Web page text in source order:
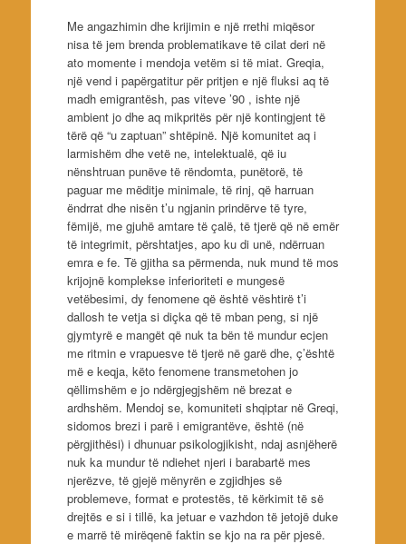
Me angazhimin dhe krijimin e një rrethi miqësor
nisa të jem brenda problematikave të cilat deri në
ato momente i mendoja vetëm si të miat. Greqia,
një vend i papërgatitur për pritjen e një fluksi aq të
madh emigrantësh, pas viteve ’90 , ishte një
ambient jo dhe aq mikpritës për një kontingjent të
tërë që “u zaptuan” shtëpinë. Një komunitet aq i
larmishëm dhe vetë ne, intelektualë, që iu
nënshtruan punëve të rëndomta, punëtorë, të
paguar me mëditje minimale, të rinj, që harruan
ëndrrat dhe nisën t’u ngjanin prindërve të tyre,
fëmijë, me gjuhë amtare të çalë, të tjerë që në emër
të integrimit, përshtatjes, apo ku di unë, ndërruan
emra e fe. Të gjitha sa përmenda, nuk mund të mos
krijojnë komplekse inferioriteti e mungesë
vetëbesimi, dy fenomene që është vështirë t’i
dallosh te vetja si diçka që të mban peng, si një
gjymtyrë e mangët që nuk ta bën të mundur ecjen
me ritmin e vrapuesve të tjerë në garë dhe, ç’është
më e keqja, këto fenomene transmetohen jo
qëllimshëm e jo ndërgjegjshëm në brezat e
ardhshëm. Mendoj se, komuniteti shqiptar në Greqi,
sidomos brezi i parë i emigrantëve, është (në
përgjithësi) i dhunuar psikologjikisht, ndaj asnjëherë
nuk ka mundur të ndiehet njeri i barabartë mes
njerëzve, të gjejë mënyrën e zgjidhjes së
problemeve, format e protestës, të kërkimit të së
drejtës e si i tillë, ka jetuar e vazhdon të jetojë duke
e marrë të mirëqenë faktin se kjo na ra për pjesë.